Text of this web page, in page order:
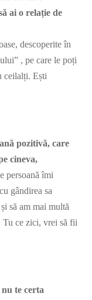
ai o relație de
descoperite în
, pe care le poți
ceilalți. Ești
pozitivă, care
cineva,
persoană îmi
gândirea sa
să am mai multă
Tu ce zici, vrei să fii
nu te certa